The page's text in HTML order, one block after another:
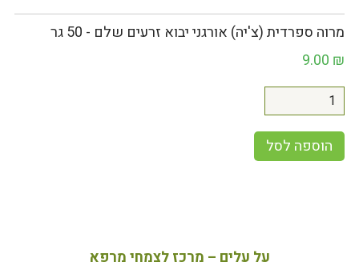
מרוה ספרדית (צ'יה) אורגני יבוא זרעים שלם - 50 גר
9.00 ₪
הוספה לסל
על עלים – מרכז לצמחי מרפא